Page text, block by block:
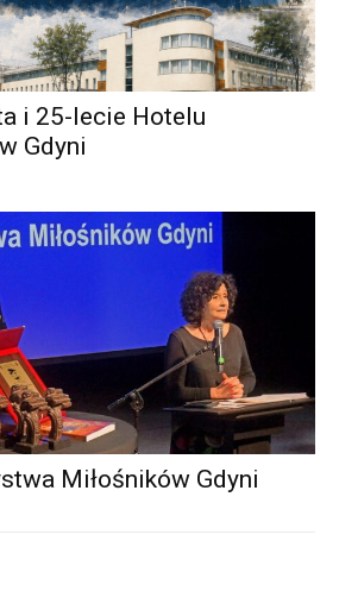
i 25-lecie Hotelu
Gdyni
Miłośników Gdyni